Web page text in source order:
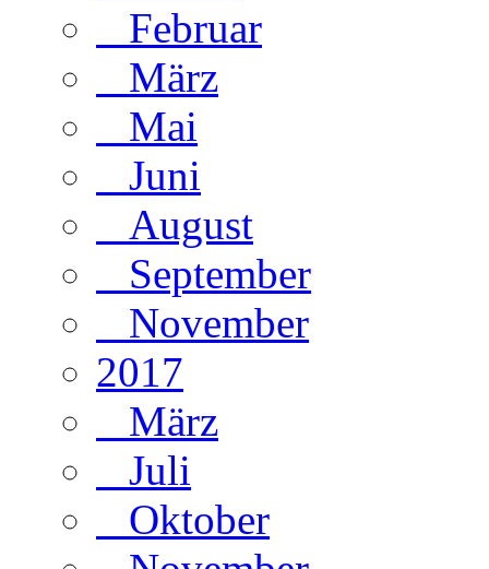
Februar
März
Mai
Juni
August
September
November
2017
März
Juli
Oktober